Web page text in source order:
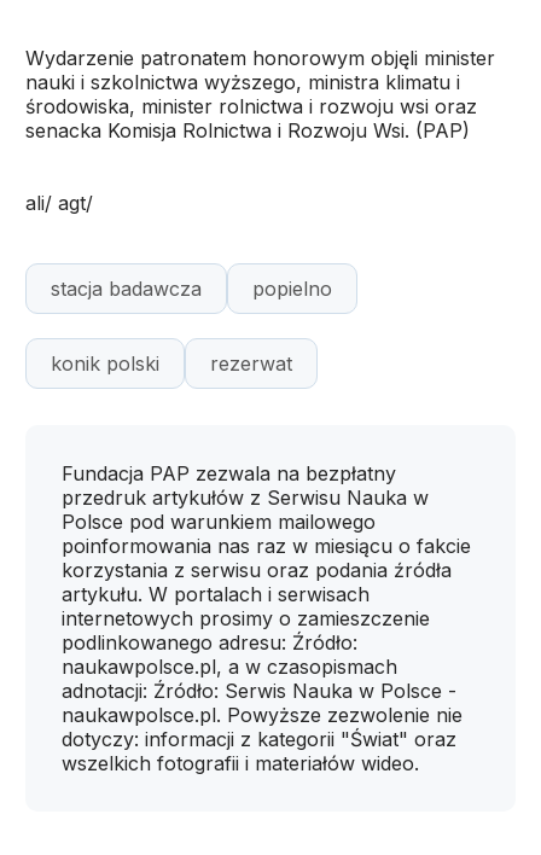
Wydarzenie patronatem honorowym objęli minister
nauki i szkolnictwa wyższego, ministra klimatu i
środowiska, minister rolnictwa i rozwoju wsi oraz
senacka Komisja Rolnictwa i Rozwoju Wsi. (PAP)
ali/ agt/
stacja badawcza popielno
konik polski rezerwat
Fundacja PAP zezwala na bezpłatny
przedruk artykułów z Serwisu Nauka w
Polsce pod warunkiem mailowego
poinformowania nas raz w miesiącu o fakcie
korzystania z serwisu oraz podania źródła
artykułu. W portalach i serwisach
internetowych prosimy o zamieszczenie
podlinkowanego adresu: Źródło:
naukawpolsce.pl, a w czasopismach
adnotacji: Źródło: Serwis Nauka w Polsce -
naukawpolsce.pl. Powyższe zezwolenie nie
dotyczy: informacji z kategorii "Świat" oraz
wszelkich fotografii i materiałów wideo.